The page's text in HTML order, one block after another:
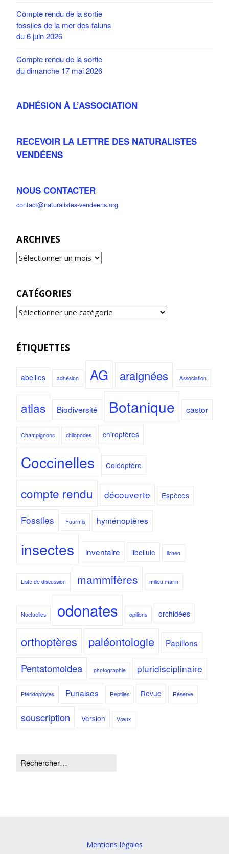
Compte rendu de la sortie
fossiles de la mer des faluns
du 6 juin 2026
Compte rendu de la sortie
du dimanche 17 mai 2026
ADHÉSION À L’ASSOCIATION
RECEVOIR LA LETTRE DES NATURALISTES
VENDÉENS
NOUS CONTACTER
contact@naturalistes-vendeens.org
ARCHIVES
CATÉGORIES
ÉTIQUETTES
abeilles adhésion AG araignées Association
atlas Biodiversité Botanique castor
Champignons chilopodes chiroptères
Coccinelles Coléoptère
compte rendu découverte Espèces
Fossiles Fourmis hyménoptères
insectes inventaire libellule lichen
Liste de discussion mammifères milieu marin
Noctuelles odonates opilions orchidées
orthoptères paléontologie Papillons
Pentatomoidea photographie pluridisciplinaire
Ptéridophytes Punaises Reptiles Revue Réserve
souscription Version Vœux
Mentions légales